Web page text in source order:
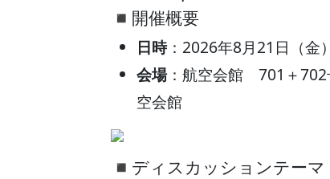
◾️開催概要
日時：2026年8月21日（金
会場：航空会館 701＋
空会館
◾️ディスカッションテーマ